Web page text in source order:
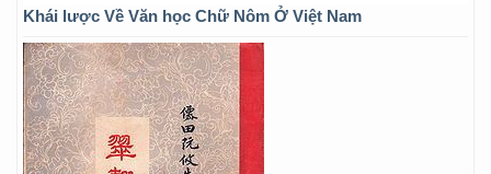
Khái lược Về Văn học Chữ Nôm Ở Việt Nam